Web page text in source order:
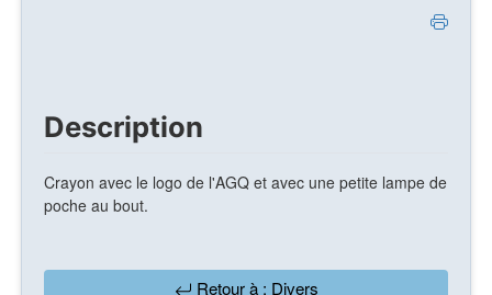
Description
Crayon avec le logo de l'AGQ et avec une petite lampe de
poche au bout.
Retour à : Divers